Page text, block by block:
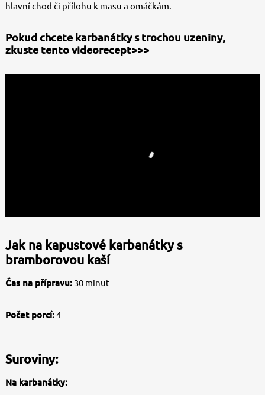
hlavní chod či přílohu k masu a omáčkám.
Pokud chcete karbanátky s trochou uzeniny,
zkuste tento videorecept>>>
Jak na kapustové karbanátky s
bramborovou kaší
Čas na přípravu:30 minut
Počet porcí:4
Suroviny:
Na karbanátky: